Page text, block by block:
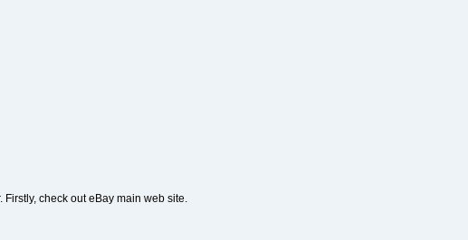
check out eBay main web site.